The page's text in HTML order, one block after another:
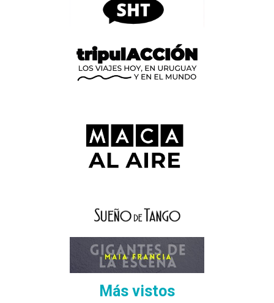
Más vistos